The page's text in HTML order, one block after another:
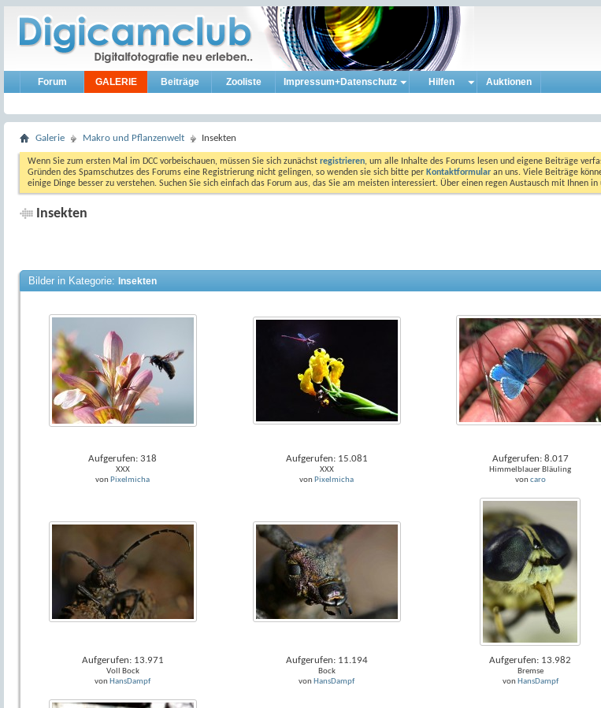
Forum GALERIE Beiträge Zooliste Impressum+Datenschutz Hilfen Auktionen
Galerie Makro und Pflanzenwelt Insekten
Wenn Sie zum ersten Mal im DCC vorbeischauen, müssen Sie sich zunächst registrieren, um alle Inhalte des Forums lesen und eigene Beiträge
Gründen des Spamschutzes des Forums eine Registrierung nicht gelingen, so wenden sie sich bitte per Kontaktformular an uns. Viele Beiträge
einige Dinge besser zu verstehen. Suchen Sie sich einfach das Forum aus, das Sie am meisten interessiert. Über einen regen Austausch mit Ihnen
Insekten
Bilder in Kategorie: Insekten
Aufgerufen: 318
XXX
von Pixelmicha
Aufgerufen: 15.081
XXX
von Pixelmicha
Aufgerufen: 8.017
Himmelblauer Bläuling
von caro
Aufgerufen: 13.971
Voll Bock
von HansDampf
Aufgerufen: 11.194
Bock
von HansDampf
Aufgerufen: 13.982
Bremse
von HansDampf